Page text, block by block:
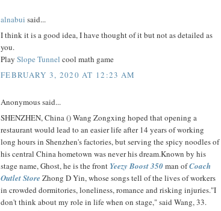
alnabui said...
I think it is a good idea, I have thought of it but not as detailed as
you.
Play Slope Tunnel cool math game
FEBRUARY 3, 2020 AT 12:23 AM
Anonymous said...
SHENZHEN, China () Wang Zongxing hoped that opening a
restaurant would lead to an easier life after 14 years of working
long hours in Shenzhen's factories, but serving the spicy noodles of
his central China hometown was never his dream.Known by his
stage name, Ghost, he is the front Yeezy Boost 350man ofCoach
Outlet Store Zhong D Yin, whose songs tell of the lives of workers
in crowded dormitories, loneliness, romance and risking injuries."I
don't think about my role in life when on stage," said Wang, 33.